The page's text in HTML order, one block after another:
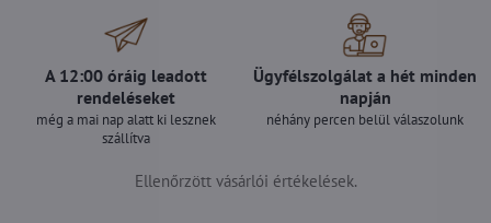
A 12:00 óráig leadott
rendeléseket
még a mai nap alatt ki lesznek
szállítva
Ügyfélszolgálat a hét minden
napján
néhány percen belül válaszolunk
Ellenőrzött vásárlói értékelések.